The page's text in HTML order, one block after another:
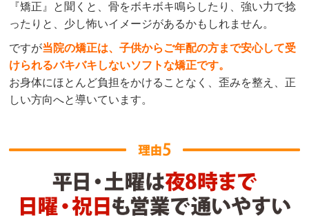
『矯正』と聞くと、骨をボキボキ鳴らしたり、強い力で捻
ったりと、少し怖いイメージがあるかもしれません。
ですが当院の矯正は、子供からご年配の方まで安心して受
けられるバキバキしないソフトな矯正です。
お身体にほとんど負担をかけることなく、歪みを整え、正
しい方向へと導いています。